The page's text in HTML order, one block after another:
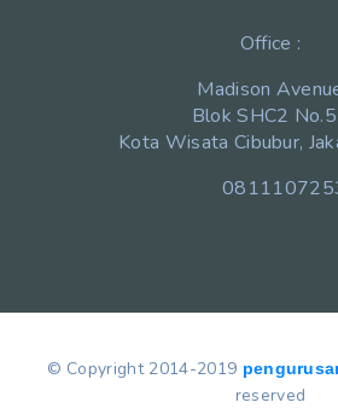
Office :
Madison
Blok SHC2
Kota Wisata Cibubur,
© Copyright 2014-2019
reserved